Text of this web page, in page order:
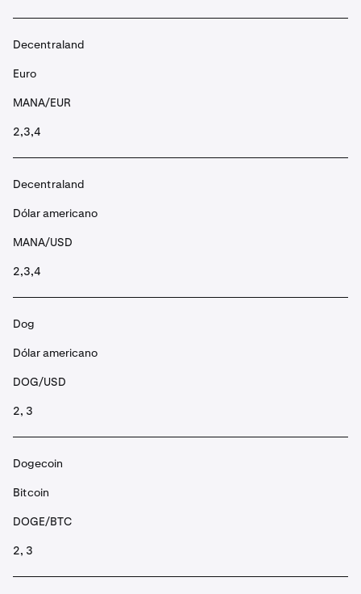
Decentraland
Euro
MANA/EUR
2,3,4
Decentraland
Dólar americano
MANA/USD
2,3,4
Dog
Dólar americano
DOG/USD
2, 3
Dogecoin
Bitcoin
DOGE/BTC
2, 3